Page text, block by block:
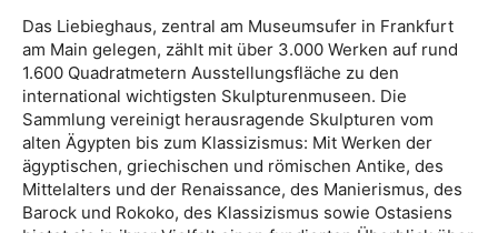
Das Liebieghaus, zentral am Museumsufer in Frankfurt
am Main gelegen, zählt mit über 3.000 Werken auf rund
1.600 Quadratmetern Ausstellungsfläche zu den
international wichtigsten Skulpturenmuseen. Die
Sammlung vereinigt herausragende Skulpturen vom
alten Ägypten bis zum Klassizismus: Mit Werken der
ägyptischen, griechischen und römischen Antike, des
Mittelalters und der Renaissance, des Manierismus, des
Barock und Rokoko, des Klassizismus sowie Ostasiens